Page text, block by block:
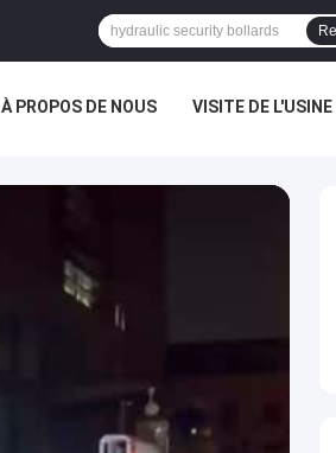
À PROPOS DE NOUS VISITE DE L'USINE